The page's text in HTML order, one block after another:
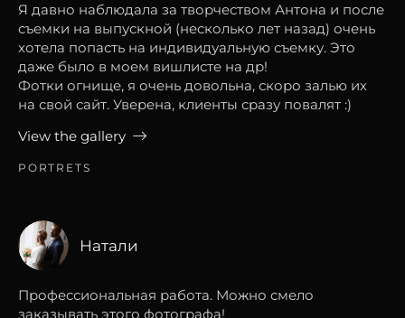
Я давно наблюдала за творчеством Антона и после
съемки на выпускной (несколько лет назад) очень
хотела попасть на индивидуальную съемку. Это
даже было в моем вишлисте на др!
Фотки огнище, я очень довольна, скоро залью их
на свой сайт. Уверена, клиенты сразу повалят :)
View the gallery
PORTRETS
Натали
Профессиональная работа. Можно смело
заказывать этого фотографа!